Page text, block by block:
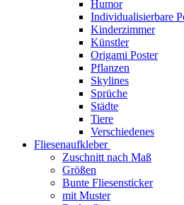
Humor
Individualisierbare
Kinderzimmer
Künstler
Origami Poster
Pflanzen
Skylines
Sprüche
Städte
Tiere
Verschiedenes
Fliesenaufkleber
Zuschnitt nach Maß
Größen
Bunte Fliesensticker
mit Muster